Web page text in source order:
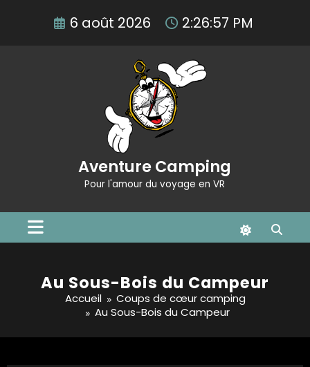
6 août 2026 2:26:58 PM
Aventure Camping
Pour l'amour du voyage en VR
Au Sous-Bois du Campeur
Accueil
Coups de cœur camping
Au Sous-Bois du Campeur